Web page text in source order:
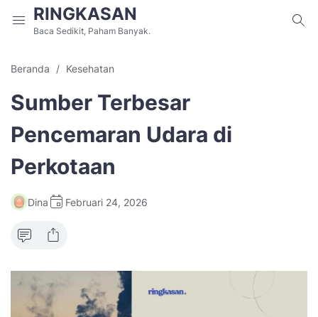
RINGKASAN
Baca Sedikit, Paham Banyak.
Beranda Kesehatan
Sumber Terbesar
Pencemaran Udara di
Perkotaan
Dina Februari 24, 2026